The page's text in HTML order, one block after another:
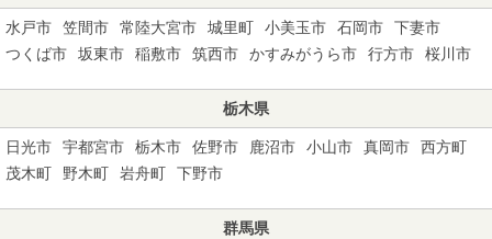
水戸市 笠間市 常陸大宮市 城里町 小美玉市 石岡市
下妻市
つくば市
坂東市 稲敷市 筑西市 かすみがうら市 行方市 桜川市
栃木県
日光市 宇都宮市 栃木市 佐野市 鹿沼市 小山市 真岡市
西方町
茂木町
野木町 岩舟町 下野市
群馬県